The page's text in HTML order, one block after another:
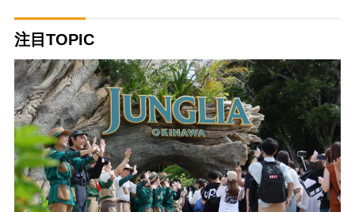
注目TOPIC